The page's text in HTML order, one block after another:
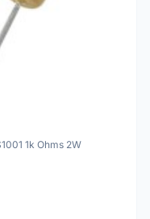
1k Ohms 2W